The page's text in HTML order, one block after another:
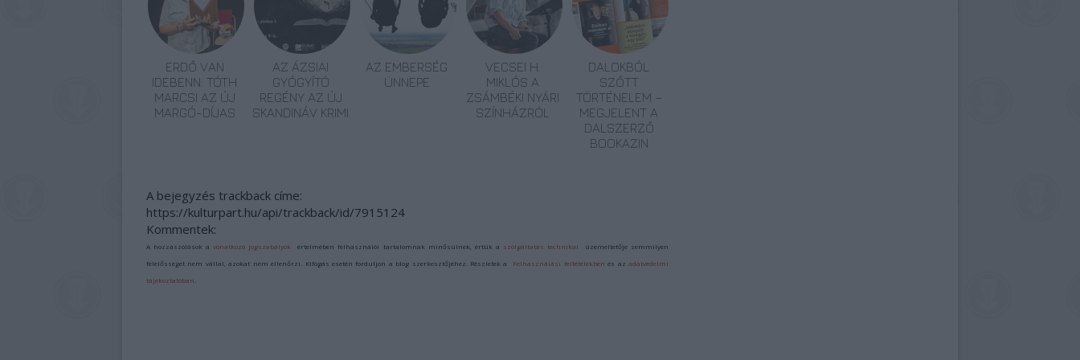
ERDŐ VAN
IDEBENN: TÓTH
MARCSI AZ ÚJ
MARGÓ-DÍJAS
AZ ÁZSIAI
GYÓGYÍTÓ
REGÉNY AZ ÚJ
SKANDINÁV KRIMI
AZ EMBERSÉG
ÜNNEPE
VECSEI H.
MIKLÓS A
ZSÁMBÉKI NYÁRI
SZÍNHÁZRÓL
DALOKBÓL
SZŐTT
TÖRTÉNELEM –
MEGJELENT A
DALSZERZŐ
BOOKAZIN
A bejegyzés trackback címe:
https://kulturpart.hu/api/trackback/id/7915124
Kommentek:
A hozzászólások avonatkozó jogszabályok értelmében felhasználói tartalomnak minősülnek, értük a szolgáltatás technikai üzemeltetője semmilyen
felelősséget nem vállal, azokat nem ellenőrzi. Kifogás esetén forduljon a blog szerkesztőjéhez. Részletek a Felhasználási feltételekben és azadatvédelmi
tájékoztatóban